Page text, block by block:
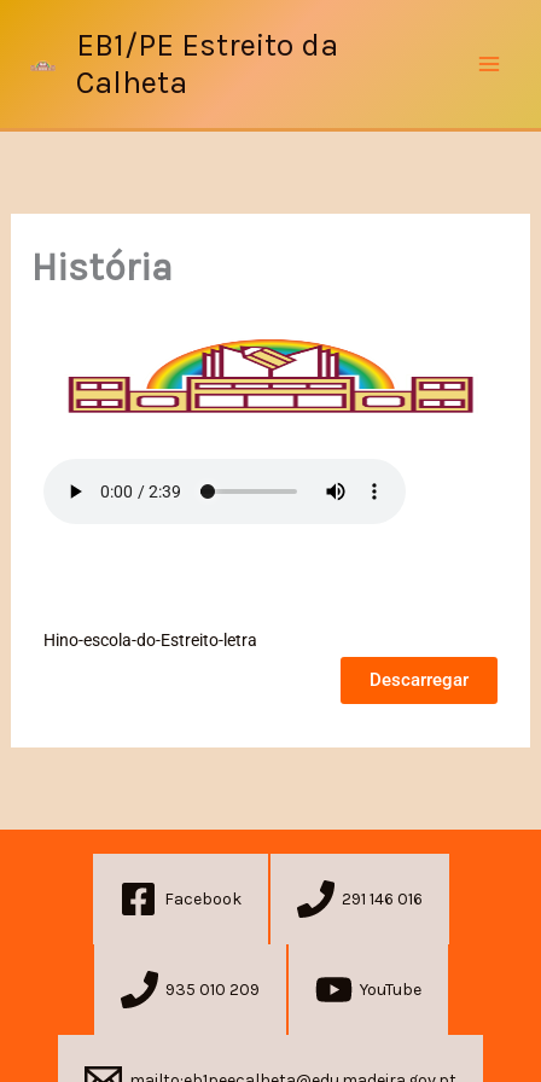
EB1/PE Estreito da
Calheta
História
Hino-escola-do-Estreito-letra
Descarregar
Facebook 291 146 016
935 010 209 YouTube